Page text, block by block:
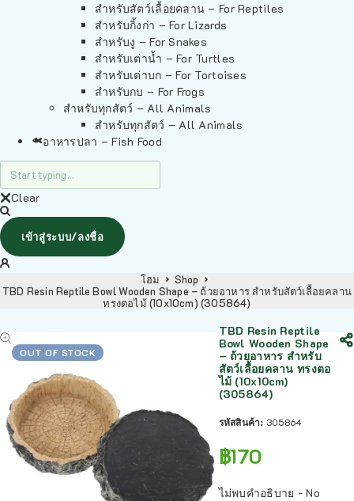
สำหรับสัตว์เลื้อยคลาน – For Reptiles
สำหรับกิ้งก่า – For Lizards
สำหรับงู – For Snakes
สำหรับเต่าน้ำ – For Turtles
สำหรับเต่าบก – For Tortoises
สำหรับกบ – For Frogs
สำหรับทุกสัตว์ – All Animals
สำหรับทุกสัตว์ – All Animals
อาหารปลา – Fish Food
Clear
เข้าสู่ระบบ/ลงชื่อ
โฮม
Shop
TBD Resin Reptile Bowl Wooden Shape – ถ้วยอาหาร สำหรับสัตว์เลื้อยคลาน
ทรงตอไม้ (10x10cm) (305864)
OUT OF STOCK
TBD Resin Reptile
Bowl Wooden Shape
– ถ้วยอาหาร สำหรับ
สัตว์เลื้อยคลาน ทรงตอ
ไม้ (10x10cm)
(305864)
รหัสสินค้า: 305864
฿170
ไม่พบคำอธิบาย - No